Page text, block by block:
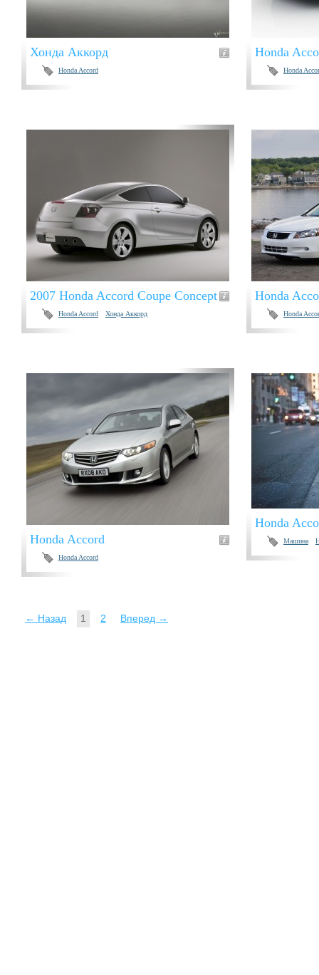
Хонда Аккорд
Honda Accord
Honda
Honda
2007 Honda Accord Coupe Concept
Honda Accord Хонда Аккорд
Honda
Honda
Honda Accord
Honda Accord
Honda
Машина
← Назад 1 2 Вперед →